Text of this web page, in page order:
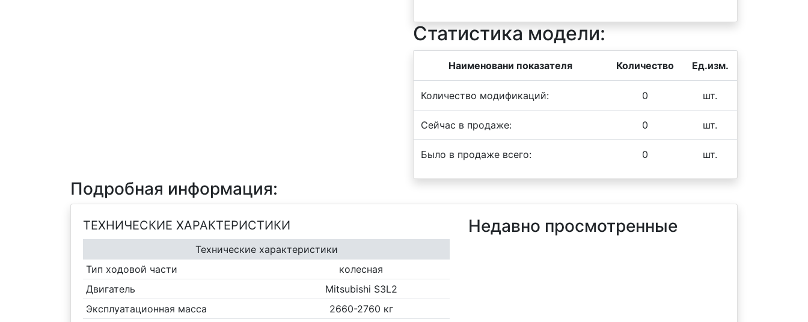
Статистика модели:
Наименовани показателя Количество Ед.изм.
Количество модификаций: 0 шт.
Сейчас в продаже: 0 шт.
Было в продаже всего: 0 шт.
Подробная информация:
ТЕХНИЧЕСКИЕ ХАРАКТЕРИСТИКИ
Технические характеристики
Тип ходовой части
колесная
Двигатель
Mitsubishi S3L2
Эксплуатационная масса
2660-2760 кг
Недавно просмотренные